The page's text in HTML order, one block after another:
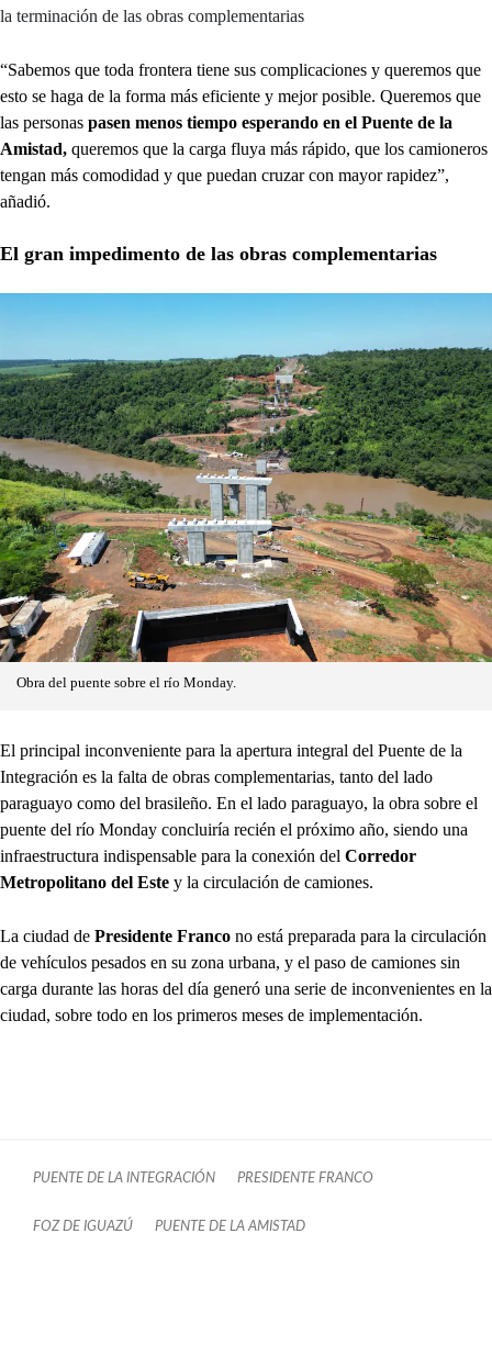
la terminación de las obras complementarias
“Sabemos que toda frontera tiene sus complicaciones y queremos que
esto se haga de la forma más eficiente y mejor posible. Queremos que
las personas pasen menos tiempo esperando en el Puente de la
Amistad, queremos que la carga fluya más rápido, que los camioneros
tengan más comodidad y que puedan cruzar con mayor rapidez”,
añadió.
El gran impedimento de las obras complementarias
Obra del puente sobre el río Monday.
El principal inconveniente para la apertura integral del Puente de la
Integración es la falta de obras complementarias, tanto del lado
paraguayo como del brasileño. En el lado paraguayo, la obra sobre el
puente del río Monday concluiría recién el próximo año, siendo una
infraestructura indispensable para la conexión del Corredor
Metropolitano del Este y la circulación de camiones.
La ciudad de Presidente Franco no está preparada para la circulación
de vehículos pesados en su zona urbana, y el paso de camiones sin
carga durante las horas del día generó una serie de inconvenientes en la
ciudad, sobre todo en los primeros meses de implementación.
PUENTE DE LA INTEGRACIÓN PRESIDENTE FRANCO
FOZ DE IGUAZÚ PUENTE DE LA AMISTAD